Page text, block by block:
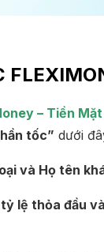
– Tiền
tốc” dưới
và Họ tên
lệ thỏa đầu